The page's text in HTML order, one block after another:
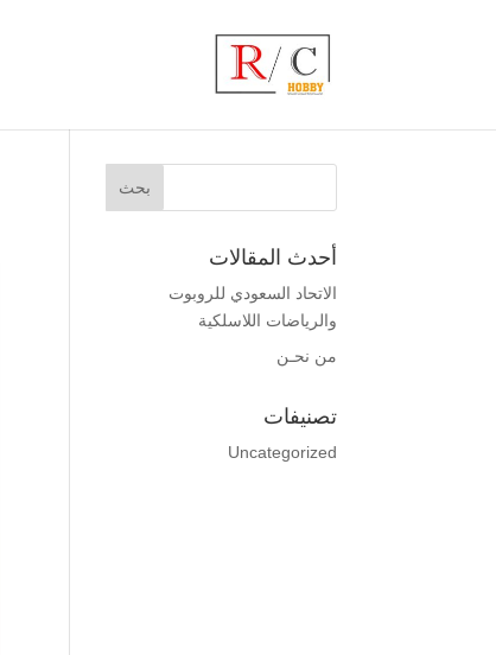
أحدث المقالات
الاتحاد السعودي للروبوت
والرياضات اللاسلكية
من نحـن
تصنيفات
Uncategorized